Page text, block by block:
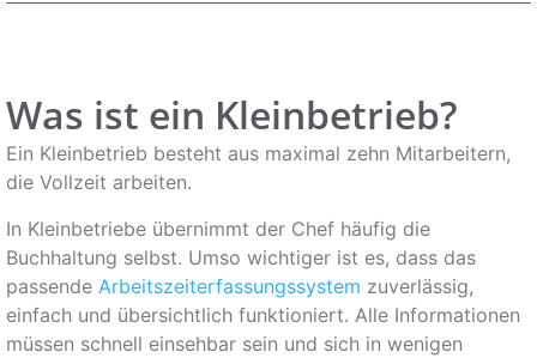
Was ist ein Kleinbetrieb?
Ein Kleinbetrieb besteht aus maximal zehn Mitarbeitern,
die Vollzeit arbeiten.
In Kleinbetriebe übernimmt der Chef häufig die
Buchhaltung selbst. Umso wichtiger ist es, dass das
passende Arbeitszeiterfassungssystem zuverlässig,
einfach und übersichtlich funktioniert. Alle Informationen
müssen schnell einsehbar sein und sich in wenigen